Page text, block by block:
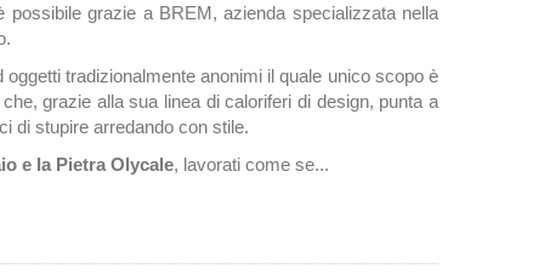
grazie a BREM, azienda specializzata nella
tradizionalmente anonimi il quale unico scopo è
grazie alla sua linea di caloriferi di design, punta a
di stupire arredando con stile.
e la Pietra Olycale, lavorati come se...